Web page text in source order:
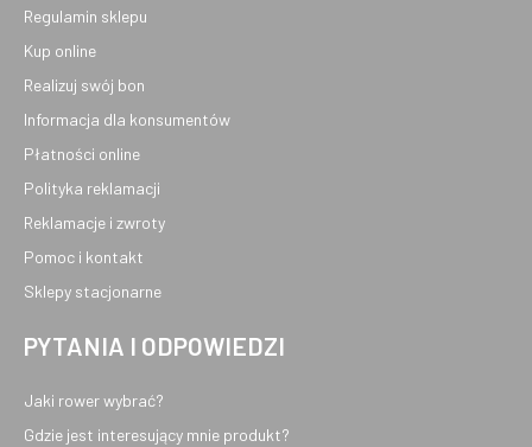
Regulamin sklepu
Kup online
Realizuj swój bon
Informacja dla konsumentów
Płatności online
Polityka reklamacji
Reklamacje i zwroty
Pomoc i kontakt
Sklepy stacjonarne
PYTANIA I ODPOWIEDZI
Jaki rower wybrać?
Gdzie jest interesujący mnie produkt?